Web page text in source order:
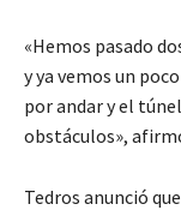
«Hemos pasado
y ya vemos un
por andar y el
obstáculos»,
Tedros anunció